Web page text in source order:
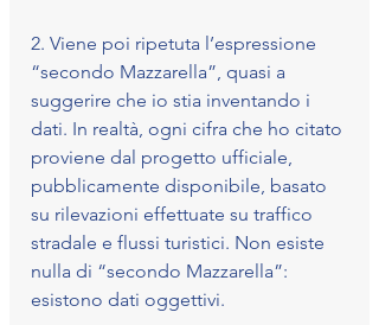
2.⁠ ⁠Viene poi ripetuta l’espressione
“secondo Mazzarella”, quasi a
suggerire che io stia inventando i
dati. In realtà, ogni cifra che ho citato
proviene dal progetto ufficiale,
pubblicamente disponibile, basato
su rilevazioni effettuate su traffico
stradale e flussi turistici. Non esiste
nulla di “secondo Mazzarella”:
esistono dati oggettivi.